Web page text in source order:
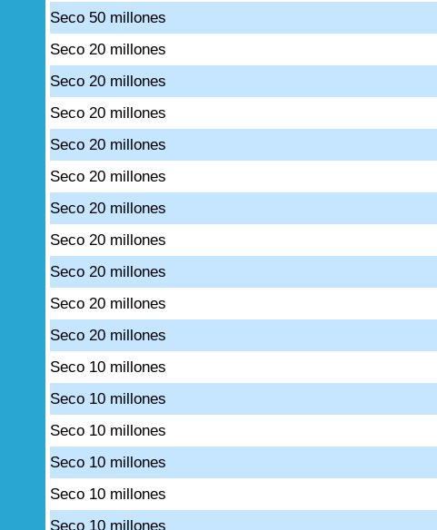
Seco 50 millones
Seco 20 millones
Seco 20 millones
Seco 20 millones
Seco 20 millones
Seco 20 millones
Seco 20 millones
Seco 20 millones
Seco 20 millones
Seco 20 millones
Seco 20 millones
Seco 10 millones
Seco 10 millones
Seco 10 millones
Seco 10 millones
Seco 10 millones
Seco 10 millones